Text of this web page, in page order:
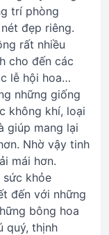
trí phòng
đẹp riêng.
rất nhiều
cho đến các
lễ hội hoa…
những giống
không khí, loại
giúp mang lại
Nhờ vậy tinh
mái hơn.
khỏe
đến với những
bông hoa
quý, thịnh